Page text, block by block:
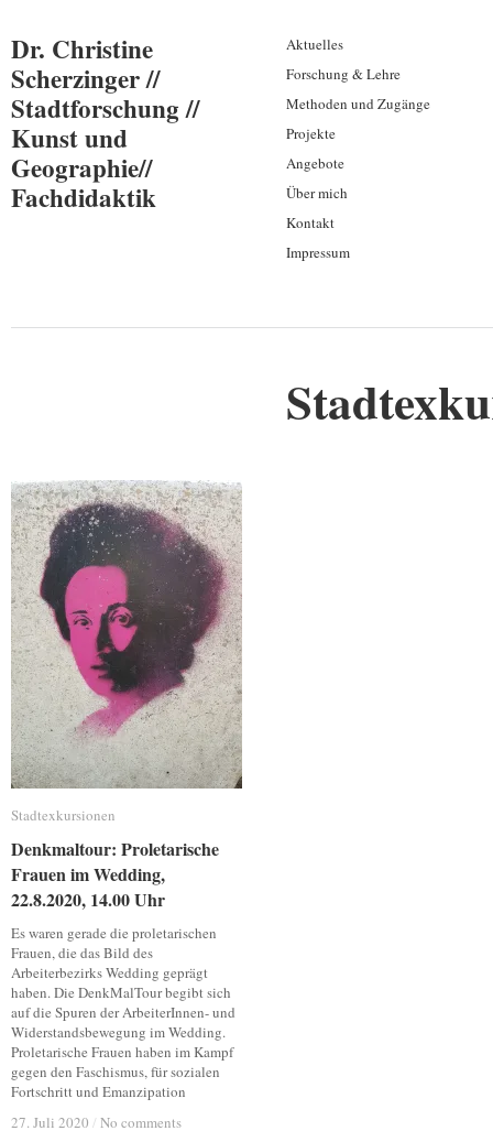
Dr. Christine
Scherzinger //
Stadtforschung //
Kunst und
Geographie//
Fachdidaktik
Aktuelles
Forschung & Lehre
Methoden und Zugänge
Projekte
Angebote
Über mich
Kontakt
Impressum
Stadtexkursionen
Denkmaltour: Proletarische
Frauen im Wedding,
22.8.2020, 14.00 Uhr
Es waren gerade die proletarischen
Frauen, die das Bild des
Arbeiterbezirks Wedding geprägt
haben. Die DenkMalTour begibt sich
auf die Spuren der ArbeiterInnen- und
Widerstandsbewegung im Wedding.
Proletarische Frauen haben im Kampf
gegen den Faschismus, für sozialen
Fortschritt und Emanzipation
27. Juli 2020 / No comments
Stadtexkursionen
Denkmaltour: Proletarische
Frauen im Wedding,
22.8.2020, 14.00 Uhr
27. Juli 2020 / No comments